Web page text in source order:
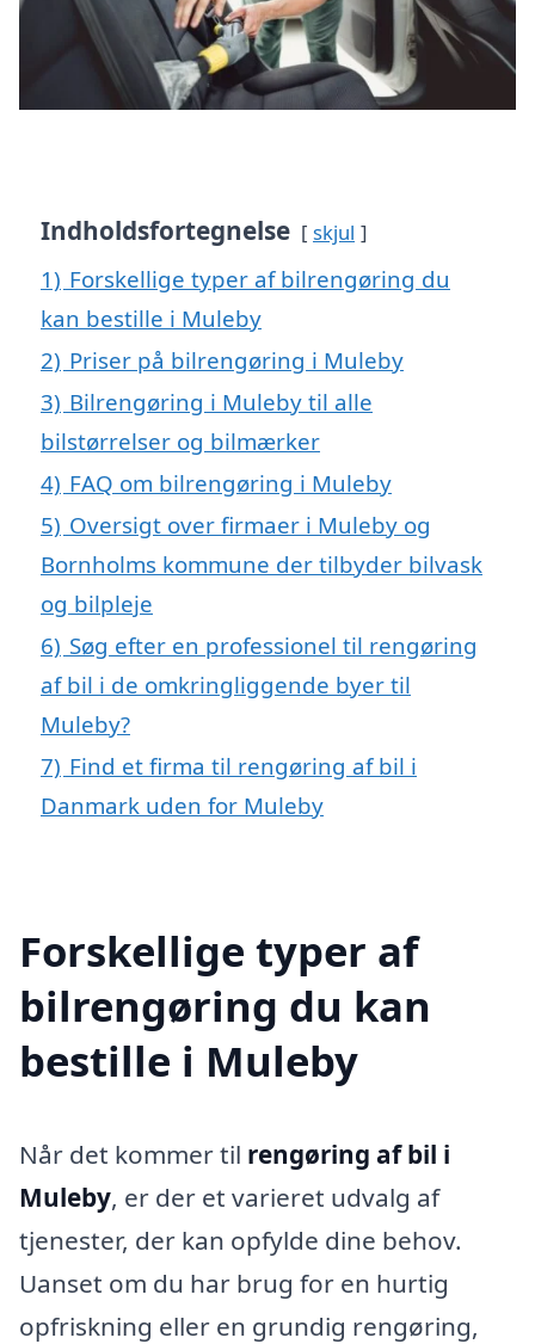
Indholdsfortegnelse skjul
1) Forskellige typer af bilrengøring du
kan bestille i Muleby
2) Priser på bilrengøring i Muleby
3) Bilrengøring i Muleby til alle
bilstørrelser og bilmærker
4) FAQ om bilrengøring i Muleby
5) Oversigt over firmaer i Muleby og
Bornholms kommune der tilbyder bilvask
og bilpleje
6) Søg efter en professionel til rengøring
af bil i de omkringliggende byer til
Muleby?
7) Find et firma til rengøring af bil i
Danmark uden for Muleby
Forskellige typer af
bilrengøring du kan
bestille i Muleby
Når det kommer til rengøring af bil i
Muleby, er der et varieret udvalg af
tjenester, der kan opfylde dine behov.
Uanset om du har brug for en hurtig
opfriskning eller en grundig rengøring,